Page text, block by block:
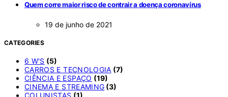
Quem corre maior risco de contrair a doença coronavírus
19 de junho de 2021
CATEGORIES
6 W'S (5)
CARROS E TECNOLOGIA (7)
CIÊNCIA E ESPAÇO (19)
CINEMA E STREAMING (3)
COLUNISTAS (1)